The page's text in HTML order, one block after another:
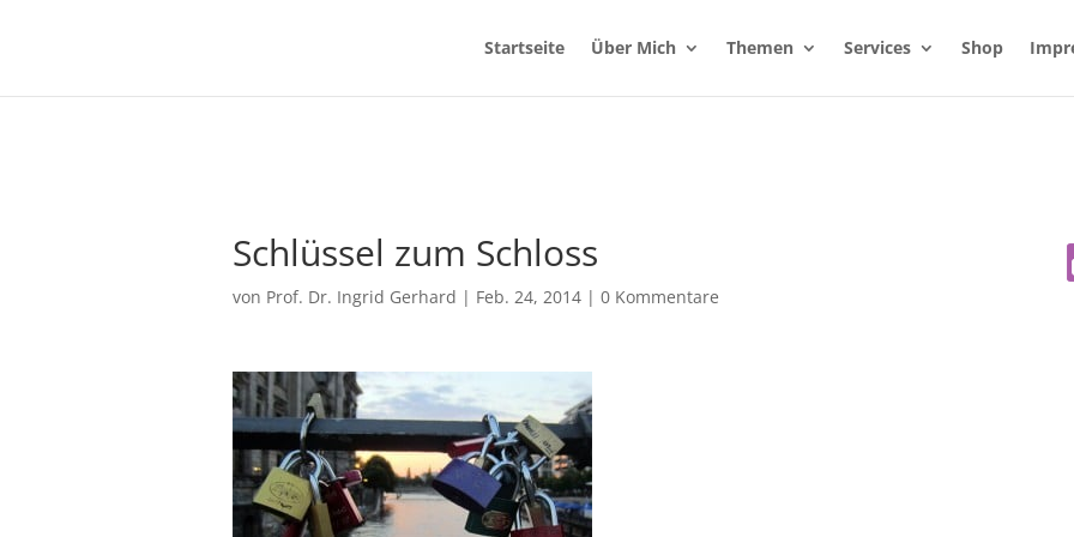
Startseite Über Mich Themen Services Shop
Schlüssel zum Schloss
von Prof. Dr. Ingrid Gerhard | Feb. 24, 2014| 0 Kommentare